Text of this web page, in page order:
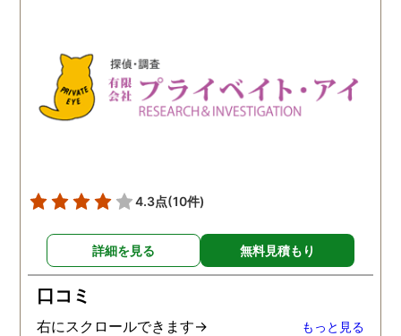
4.3点(10件)
詳細を見る 無料見積もり
口コミ
右にスクロールできます→ もっと見る